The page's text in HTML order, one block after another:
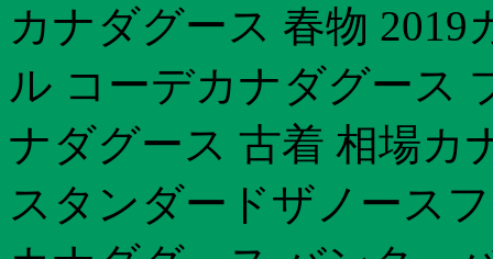
カナダグース 春物
ル コーデカナダグース
ナダグース 古着 相場カ
スタンダードザノース